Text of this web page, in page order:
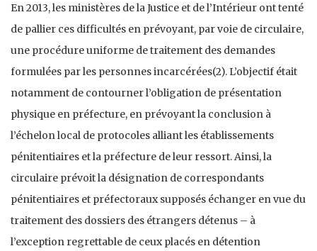
En 2013, les ministères de la Justice et de l’Intérieur ont tenté
de pallier ces difficultés en prévoyant, par voie de circulaire,
une procédure uniforme de traitement des demandes
formulées par les personnes incarcérées(2). L’objectif était
notamment de contourner l’obligation de présentation
physique en préfecture, en prévoyant la conclusion à
l’échelon local de protocoles alliant les établissements
pénitentiaires et la préfecture de leur ressort. Ainsi, la
circulaire prévoit la désignation de correspondants
pénitentiaires et préfectoraux supposés échanger en vue du
traitement des dossiers des étrangers détenus – à
l’exception regrettable de ceux placés en détention